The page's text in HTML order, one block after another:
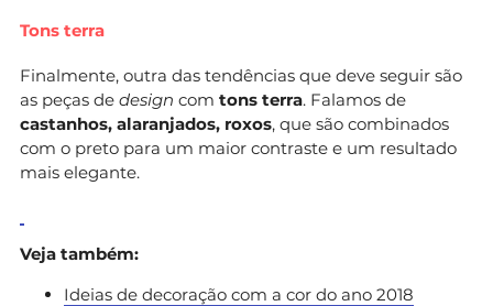
Tons terra
Finalmente, outra das tendências que deve seguir são
as peças de design com tons terra. Falamos de
castanhos, alaranjados, roxos, que são combinados
com o preto para um maior contraste e um resultado
mais elegante.
Veja também:
Ideias de decoração com a cor do ano 2018